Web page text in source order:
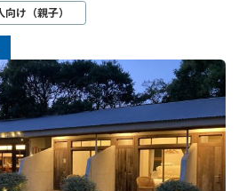
向け（親子）